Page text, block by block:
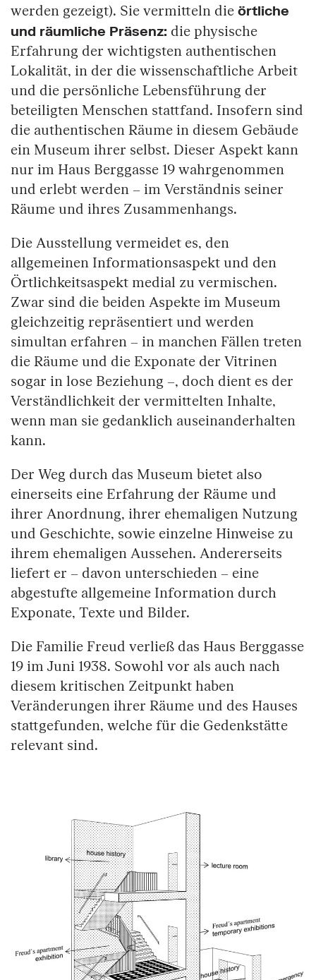
werden gezeigt). Sie vermitteln die örtliche
und räumliche Präsenz: die physische
Erfahrung der wichtigsten authentischen
Lokalität, in der die wissenschaftliche Arbeit
und die persönliche Lebensführung der
beteiligten Menschen stattfand. Insofern sind
die authentischen Räume in diesem Gebäude
ein Museum ihrer selbst. Dieser Aspekt kann
nur im Haus Berggasse 19 wahrgenommen
und erlebt werden – im Verständnis seiner
Räume und ihres Zusammenhangs.
Die Ausstellung vermeidet es, den
allgemeinen Informationsaspekt und den
Örtlichkeitsaspekt medial zu vermischen.
Zwar sind die beiden Aspekte im Museum
gleichzeitig repräsentiert und werden
simultan erfahren – in manchen Fällen treten
die Räume und die Exponate der Vitrinen
sogar in lose Beziehung –, doch dient es der
Verständlichkeit der vermittelten Inhalte,
wenn man sie gedanklich auseinanderhalten
kann.
Der Weg durch das Museum bietet also
einerseits eine Erfahrung der Räume und
ihrer Anordnung, ihrer ehemaligen Nutzung
und Geschichte, sowie einzelne Hinweise zu
ihrem ehemaligen Aussehen. Andererseits
liefert er – davon unterschieden – eine
abgestufte allgemeine Information durch
Exponate, Texte und Bilder.
Die Familie Freud verließ das Haus Berggasse
19 im Juni 1938. Sowohl vor als auch nach
diesem kritischen Zeitpunkt haben
Veränderungen ihrer Räume und des Hauses
stattgefunden, welche für die Gedenkstätte
relevant sind.